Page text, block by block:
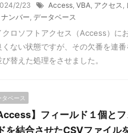
2/23 Access, VBA, アクセス,
ンバー, データベース
クロソフトアクセス（Access）に
くない状態ですが、その欠番を連
び替えた処理をさせました。
タベース
Access】フィールド１個と
を結合させたCSVファイル